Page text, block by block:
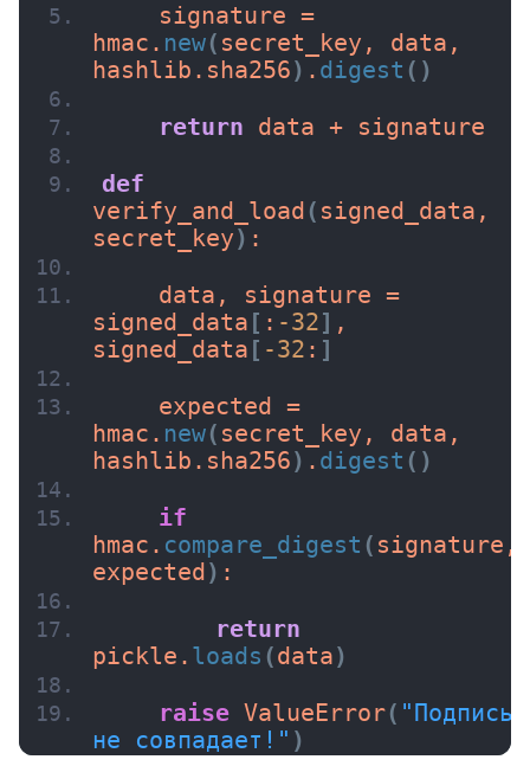
    signature =
hmac. new( secret_key, data,
hashlib.sha256) . digest ()
return data + signature
def
verify_and_load ( signed_data,
secret_key) :
    data, signature =
signed_data [ : -32] ,
signed_data [ -32 : ]
    expected =
hmac. new( secret_key, data,
hashlib.sha256) . digest ()
if
hmac. compare_digest ( signature,
expected ) :
return
pickle. loads (data)
raise ValueError( "Подпись
не совпадает!" )